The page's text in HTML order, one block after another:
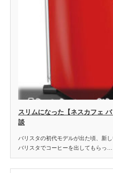
スリムになった【ネスカフェ
談
バリスタの初代モデルが出た頃、新
バリスタでコーヒーを出してもらっ…